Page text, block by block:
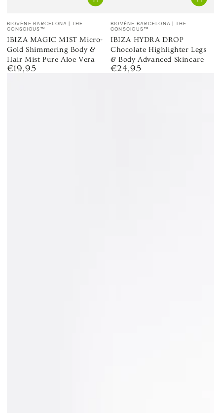
Venditore:
BIOVÈNE BARCELONA | THE
CONSCIOUS™
IBIZA MAGIC MIST Micro-
Gold Shimmering Body &
Hair Mist Pure Aloe Vera
Prezzo
€19,95
Venditore:
BIOVÈNE BARCELONA | THE
CONSCIOUS™
IBIZA HYDRA DROP
Chocolate Highlighter Legs
& Body Advanced Skincare
Prezzo
€24,95